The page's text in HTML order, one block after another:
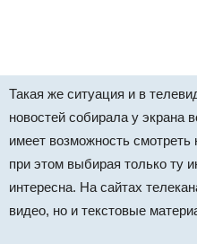
Такая же ситуация и в
новостей собирала у
имеет возможность смотреть
при этом выбирая только ту
интересна. На сайтах
видео, но и текстовые